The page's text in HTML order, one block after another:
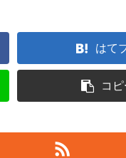
はて
コピ